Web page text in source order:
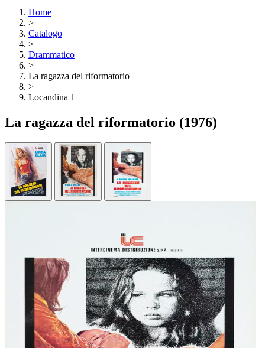
Home
>
Catalogo
>
Drammatico
>
La ragazza del riformatorio
>
Locandina 1
La ragazza del riformatorio (1976)